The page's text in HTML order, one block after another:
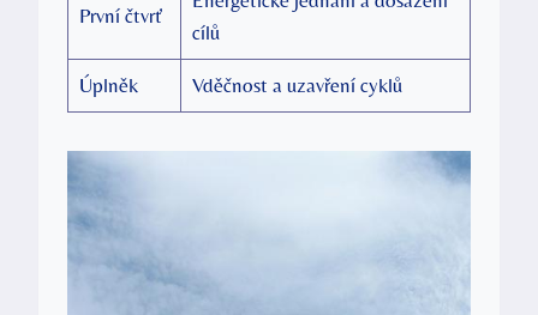
První ‍čtvrť
cílů
Úplněk Vděčnost a‍ uzavření cyklů